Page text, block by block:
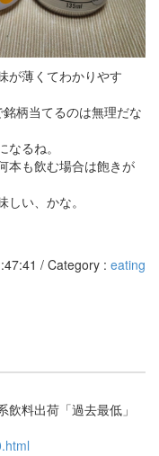
が薄くてわかりやす
柄当てるのは無理だな
るね。
本も飲む場合は飽きが
い、かな。
/ Category : eating
料出荷「過去最低」